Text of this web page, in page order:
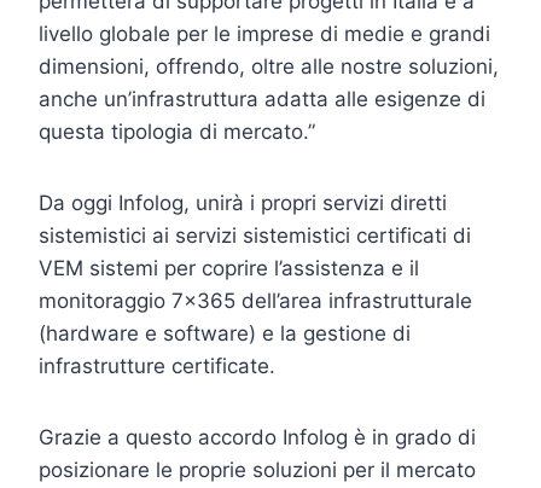
livello globale per le imprese di medie e grandi
dimensioni, offrendo, oltre alle nostre soluzioni,
anche un’infrastruttura adatta alle esigenze di
questa tipologia di mercato.”
Da oggi Infolog, unirà i propri servizi diretti
sistemistici ai servizi sistemistici certificati di
VEM sistemi per coprire l’assistenza e il
monitoraggio 7×365 dell’area infrastrutturale
(hardware e software) e la gestione di
infrastrutture certificate.
Grazie a questo accordo Infolog è in grado di
posizionare le proprie soluzioni per il mercato